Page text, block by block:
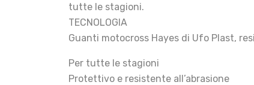
tutte le stagioni.
TECNOLOGIA
Guanti motocross Hayes di Ufo Plast,
Per tutte le stagioni
Protettivo e resistente all’abrasione